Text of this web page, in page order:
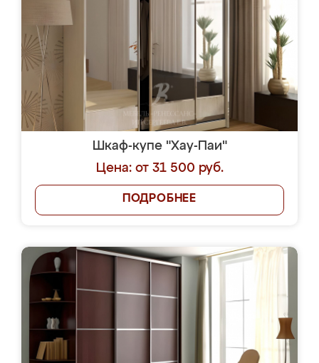
Шкаф-купе "Хау-Паи"
Цена: от 31 500 руб.
ПОДРОБНЕЕ